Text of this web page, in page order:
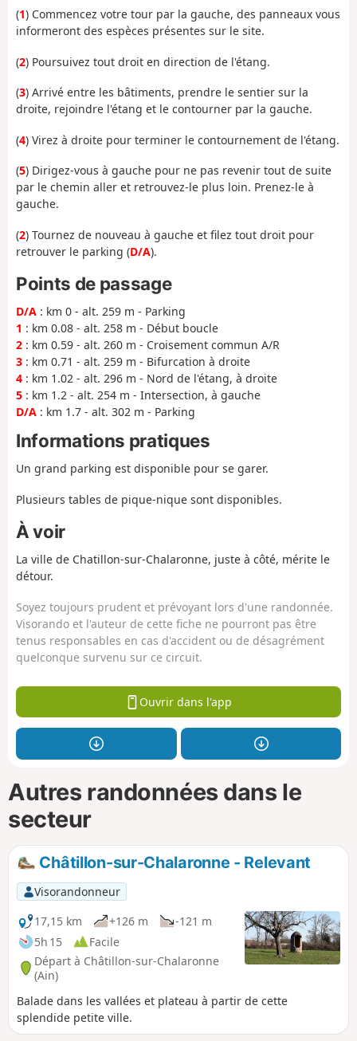
(1) Commencez votre tour par la gauche, des panneaux vous
informeront des espèces présentes sur le site.
(2) Poursuivez tout droit en direction de l'étang.
(3) Arrivé entre les bâtiments, prendre le sentier sur la
droite, rejoindre l'étang et le contourner par la gauche.
(4) Virez à droite pour terminer le contournement de l'étang.
(5) Dirigez-vous à gauche pour ne pas revenir tout de suite
par le chemin aller et retrouvez-le plus loin. Prenez-le à
gauche.
(2) Tournez de nouveau à gauche et filez tout droit pour
retrouver le parking (D/A).
Points de passage
D/A : km 0 - alt. 259 m - Parking
1 : km 0.08 - alt. 258 m - Début boucle
2 : km 0.59 - alt. 260 m - Croisement commun A/R
3 : km 0.71 - alt. 259 m - Bifurcation à droite
4 : km 1.02 - alt. 296 m - Nord de l'étang, à droite
5 : km 1.2 - alt. 254 m - Intersection, à gauche
D/A : km 1.7 - alt. 302 m - Parking
Informations pratiques
Un grand parking est disponible pour se garer.
Plusieurs tables de pique-nique sont disponibles.
À voir
La ville de Chatillon-sur-Chalaronne, juste à côté, mérite le
détour.
Soyez toujours prudent et prévoyant lors d'une randonnée.
Visorando et l'auteur de cette fiche ne pourront pas être
tenus responsables en cas d'accident ou de désagrément
quelconque survenu sur ce circuit.
Ouvrir dans l'app
Autres randonnées dans le
secteur
Châtillon-sur-Chalaronne - Relevant
Visorandonneur
17,15 km
+126 m
-121 m
5h 15
Facile
Départ à Châtillon-sur-Chalaronne
(Ain)
Balade dans les vallées et plateau à partir de cette
splendide petite ville.